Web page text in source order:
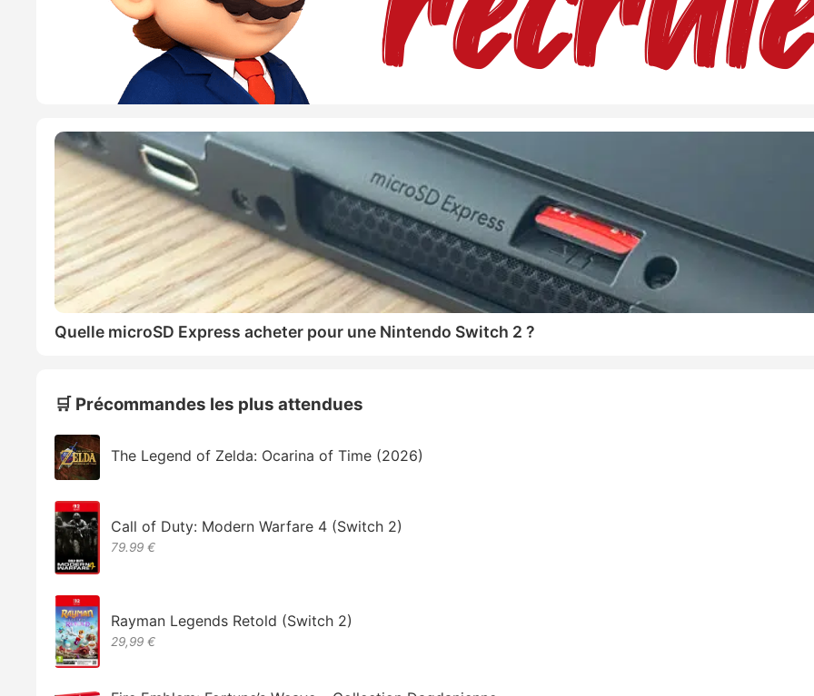
Quelle microSD Express acheter pour une Nintendo Switch 2 ?
🛒 Précommandes les plus attendues
The Legend of Zelda: Ocarina of Time (2026)
Call of Duty: Modern Warfare 4 (Switch 2)
79.99 €
Rayman Legends Retold (Switch 2)
29,99 €